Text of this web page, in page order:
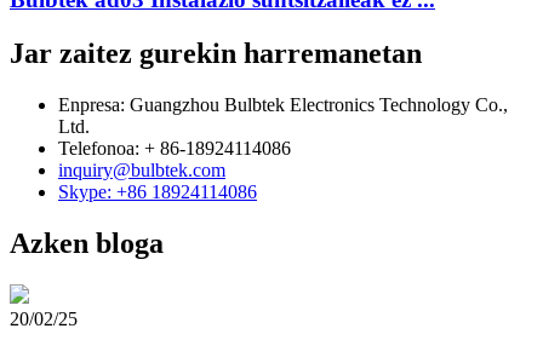
Jar zaitez gurekin harremanetan
Enpresa: Guangzhou Bulbtek Electronics Technology Co.,
Ltd.
Telefonoa: + 86-18924114086
inquiry@bulbtek.com
Skype: +86 18924114086
Azken bloga
20/02/25